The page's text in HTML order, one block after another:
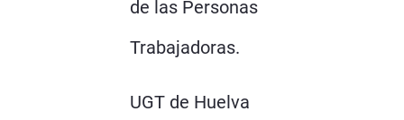
de las Personas
Trabajadoras.
UGT de Huelva